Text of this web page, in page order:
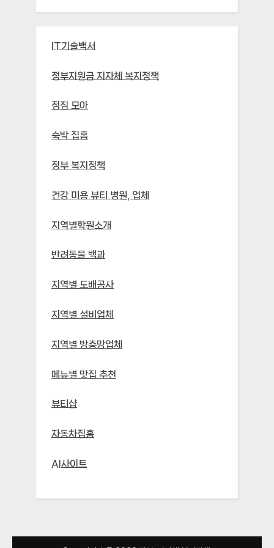
IT기술백서
정부지원금 지자체 복지정책
점짐 모아
숙박 집홈
정부 복지정책
건강 미용 뷰티 병원, 업체
지역별학원소개
반려동물 백과
지역별 도배공사
지역별 설비업체
지역별 방충망업체
메뉴별 맛집 추천
뷰티샵
자동차집홈
AI사이트